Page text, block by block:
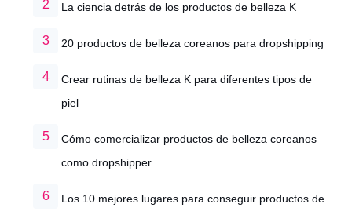
La ciencia detrás de los productos de belleza K
20 productos de belleza coreanos para dropshipping
Crear rutinas de belleza K para diferentes tipos de
piel
Cómo comercializar productos de belleza coreanos
como dropshipper
Los 10 mejores lugares para conseguir productos de